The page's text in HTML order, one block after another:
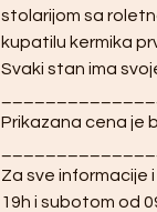
stolarijom sa
kupatilu kermika
Svaki stan ima
Prikazana cena je
Za sve informacije
19h i subotom od